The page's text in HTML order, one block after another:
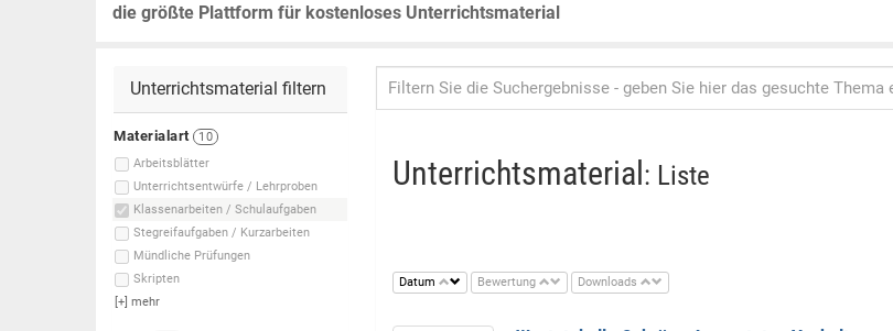
die größte Plattform für kostenloses Unterrichtsmaterial
Unterrichtsmaterial filtern
Materialart
10
Arbeitsblätter
Unterrichtsentwürfe / Lehrproben
Klassenarbeiten / Schulaufgaben
Stegreifaufgaben / Kurzarbeiten
Mündliche Prüfungen
Skripten
[+] mehr
Unterrichtsmaterial : Liste
Datum Bewertung Downloads